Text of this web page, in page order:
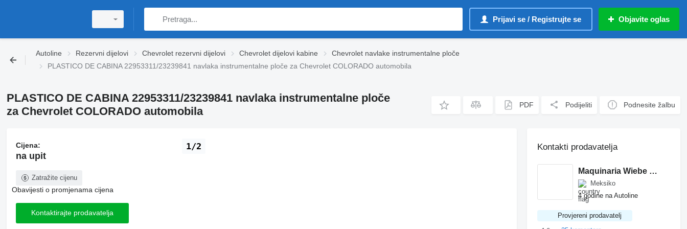
Prijavi se / Registrujte se Objavite oglas
Autoline Rezervni dijelovi Chevrolet rezervni dijelovi Chevrolet dijelovi kabine
Chevrolet navlake instrumentalne ploče
PLASTICO DE CABINA 22953311/23239841 navlaka instrumentalne ploče za Chevrolet COLORADO automobila
PLASTICO DE CABINA 22953311/23239841 navlaka instrumentalne ploče
za Chevrolet COLORADO automobila
PDF Podijeliti Podnesite žalbu
1/2
Cijena:
na upit
Zatražite cijenu
Obavijesti o promjenama cijena
Kontaktirajte prodavatelja
Kontakti prodavatelja
Maquinaria Wiebe Km 24 Sa
Meksiko
4 godine na Autoline
Provjereni prodavatelj